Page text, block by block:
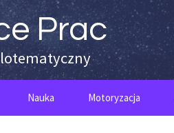
Prac
Nauka Motoryzacja